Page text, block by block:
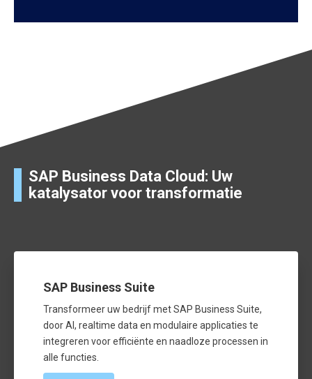
SAP Business Data Cloud: Uw
katalysator voor transformatie
SAP Business Suite
Transformeer uw bedrijf met SAP Business Suite,
door AI, realtime data en modulaire applicaties te
integreren voor efficiënte en naadloze processen in
alle functies.